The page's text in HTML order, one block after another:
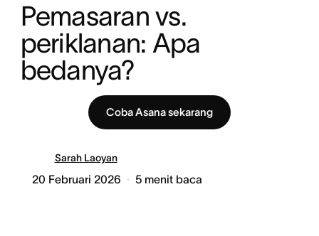
Pemasaran vs.
periklanan: Apa
bedanya?
Coba Asana sekarang
Sarah Laoyan
20 Februari 2026 5 menit baca